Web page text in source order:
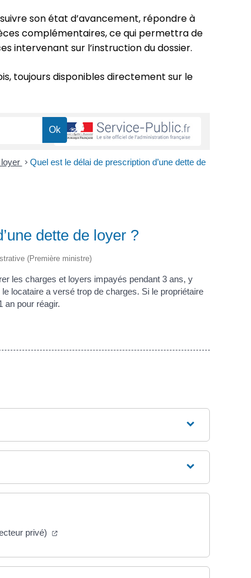
son état d’avancement, répondre à
complémentaires, ce qui permettra de
intervenant sur l’instruction du dossier.
toujours disponibles directement sur le
> Quel est le délai de prescription d’une dette de
dette de loyer ?
(Première ministre)
les charges et loyers impayés pendant 3 ans, y
locataire a versé trop de charges. Si le propriétaire
an pour réagir.
privé) (ouverture dans un nouvel onglet)